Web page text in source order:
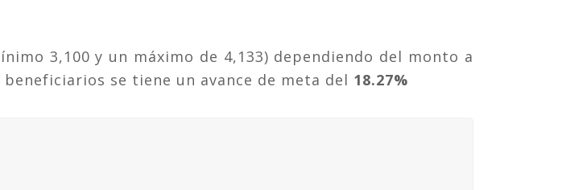
3,100 y un máximo de 4,133) dependiendo del monto a
se tiene un avance de meta del 18.27%